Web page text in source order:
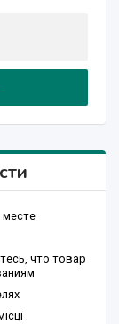
месте
что товар